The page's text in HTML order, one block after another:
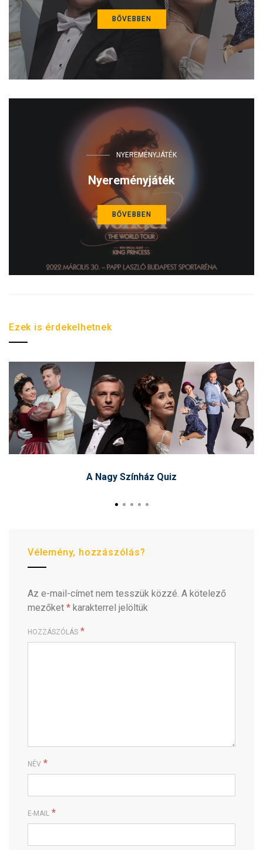
BŐVEBBEN
NYEREMÉNYJÁTÉK
Nyereményjáték
BŐVEBBEN
Ezek is érdekelhetnek
A Nagy Színház Quiz
Vélemény, hozzászólás?
Az e-mail-címet nem tesszük közzé. A kötelező
mezőket * karakterrel jelöltük
HOZZÁSZÓLÁS *
NÉV *
E-MAIL *